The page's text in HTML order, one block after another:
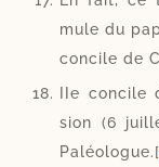
mule du
concile de
IIe concile
sion (6
Paléologue.[